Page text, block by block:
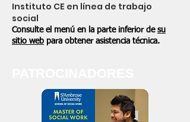
Instituto CE en línea de trabajo
social
Consulte el menú en la parte inferior de su
sitio web para obtener asistencia técnica.